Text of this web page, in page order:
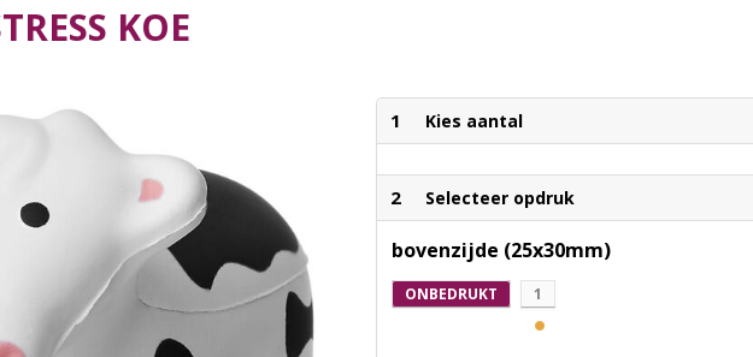
KOE
1 Kies aantal
2 Selecteer opdruk
bovenzijde (25x30mm)
ONBEDRUKT 1